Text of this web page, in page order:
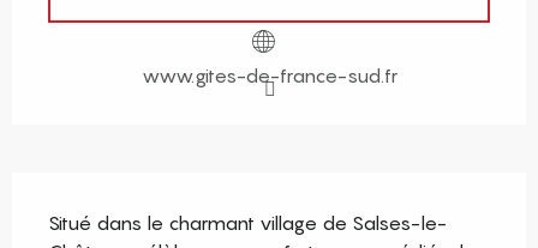
www.gites-de-france-sud.fr
Situé dans le charmant village de Salses-le-